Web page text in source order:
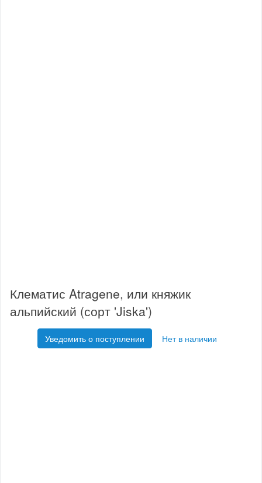
Клематис Atragene, или княжик
альпийский (сорт 'Jiska')
Уведомить о поступлении Нет в наличии